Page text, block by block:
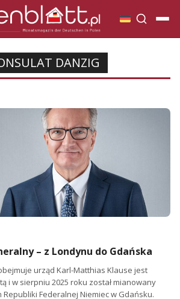
DANZIG
– z Londynu do Gdańska
urząd Karl-Matthias Klause jest
i w sierpniu 2025 roku został mianowany
Federalnej Niemiec w Gdańsku.